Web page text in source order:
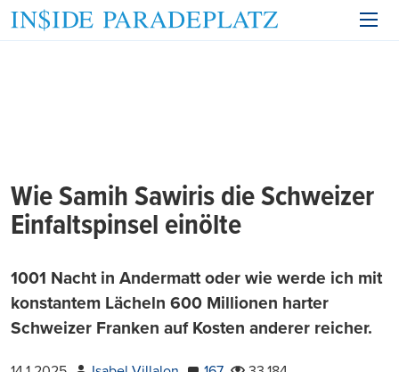
Wie Samih Sawiris die Schweizer
Einfaltspinsel einölte
1001 Nacht in Andermatt oder wie werde ich mit
konstantem Lächeln 600 Millionen harter
Schweizer Franken auf Kosten anderer reicher.